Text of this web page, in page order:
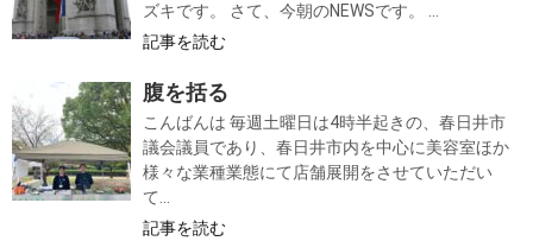
ズキです。 さて、今朝のNEWSです。 ...
記事を読む
腹を括る
こんばんは 毎週土曜日は4時半起きの、春日井市
議会議員であり、春日井市内を中心に美容室ほか
様々な業種業態にて店舗展開をさせていただい
て...
記事を読む